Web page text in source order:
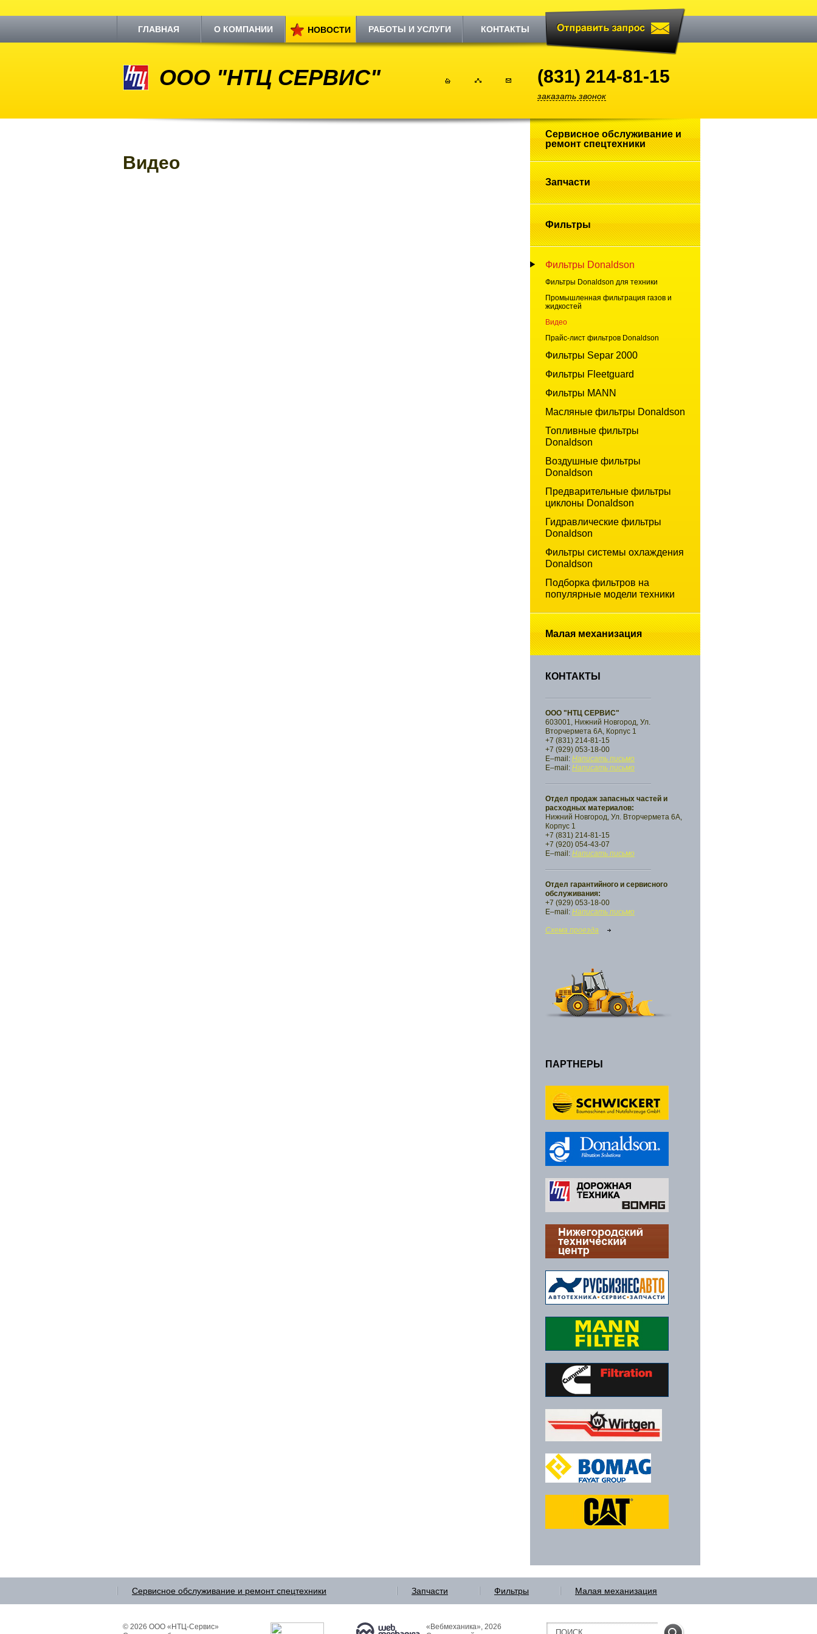
ГЛАВНАЯ О КОМПАНИИ НОВОСТИ РАБОТЫ И УСЛУГИ КОНТАКТЫ
ООО "НТЦ СЕРВИС" (831) 214-81-15
заказать звонок
Сервисное обслуживание и
ремонт спецтехники
Запчасти
Фильтры
Фильтры Donaldson
Фильтры Donaldson для техники
Промышленная фильтрация газов и
жидкостей
Видео
Прайс-лист фильтров Donaldson
Фильтры Separ 2000
Фильтры Fleetguard
Фильтры MANN
Масляные фильтры Donaldson
Топливные фильтры
Donaldson
Воздушные фильтры
Donaldson
Предварительные фильтры
циклоны Donaldson
Гидравлические фильтры
Donaldson
Фильтры системы охлаждения
Donaldson
Подборка фильтров на
популярные модели техники
Малаямеханизация
КОНТАКТЫ
ООО "НТЦ СЕРВИС"
603001, Нижний Новгород, Ул.
Вторчермета 6А, Корпус 1
+7 (831) 214-81-15
+7 (929) 053-18-00
E–mail: Написать письмо
E–mail: Написать письмо
Отдел продаж запасных частей и
расходных материалов:
Нижний Новгород, Ул. Вторчермета 6А,
Корпус 1
+7 (831) 214-81-15
+7 (920) 054-43-07
E–mail: Написать письмо
Отдел гарантийного и сервисного
обслуживания:
+7 (929) 053-18-00
E–mail: Написать письмо
Схема проезда
ПАРТНЕРЫ
Видео
Сервисное обслуживание и ремонтспецтехники Запчасти Фильтры Малая механизация
© 2026 ООО «НТЦ-Сервис»
«Вебмеханика», 2026